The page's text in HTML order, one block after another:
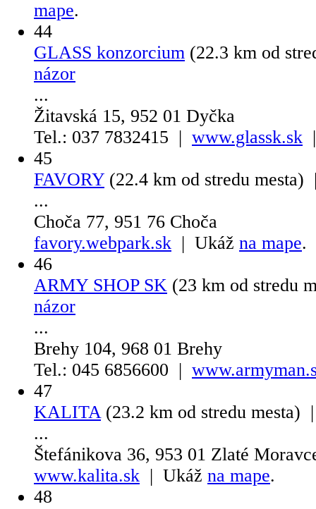
mape.
44
GLASS konzorcium (22.3 km od
názor
...
Žitavská 15, 952 01 Dyčka
Tel.: 037 7832415 | www.glassk.sk
45
FAVORY (22.4 km od stredu
...
Choča 77, 951 76 Choča
favory.webpark.sk | Ukáž na mape.
46
ARMY SHOP SK (23 km od stredu
názor
...
Brehy 104, 968 01 Brehy
Tel.: 045 6856600 |
47
KALITA (23.2 km od stredu
...
Štefánikova 36, 953 01 Zlaté
www.kalita.sk | Ukáž na mape.
48